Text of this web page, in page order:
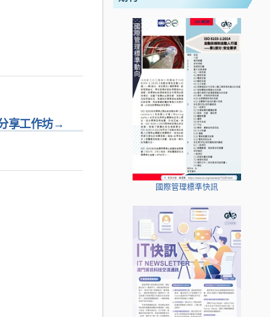
→
享工作坊
國際管理標準快訊